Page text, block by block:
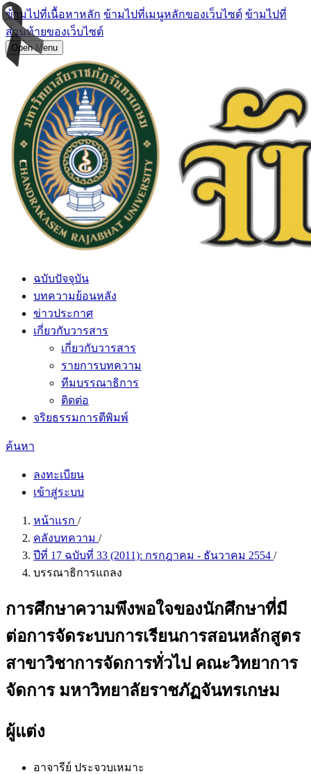
ข้ามไปที่เนื้อหาหลัก ข้ามไปที่เมนูหลักของเว็บไซต์ ข้ามไปที่
ส่วนท้ายของเว็บไซต์
Open Menu
ฉบับปัจจุบัน
บทความย้อนหลัง
ข่าวประกาศ
เกี่ยวกับวารสาร
เกี่ยวกับวารสาร
รายการบทความ
ทีมบรรณาธิการ
ติดต่อ
จริยธรรมการตีพิมพ์
ค้นหา
ลงทะเบียน
เข้าสู่ระบบ
หน้าแรก /
คลังบทความ /
ปีที่ 17 ฉบับที่ 33 (2011): กรกฎาคม - ธันวาคม 2554 /
บรรณาธิการแถลง
การศึกษาความพึงพอใจของนักศึกษาที่มี
ต่อการจัดระบบการเรียนการสอนหลักสูตร
สาขาวิชาการจัดการทั่วไป คณะวิทยาการ
จัดการ มหาวิทยาลัยราชภัฏจันทรเกษม
ผู้แต่ง
อาจารีย์ ประจวบเหมาะ